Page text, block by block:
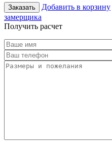
Заказать Добавить в корзину
замерщика
Получить расчет